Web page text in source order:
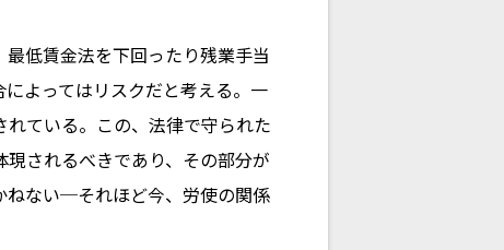
低賃金法を下回ったり残業手当
よってはリスクだと考える。一
ている。この、法律で守られた
されるべきであり、その部分が
ねない─それほど今、労使の関係